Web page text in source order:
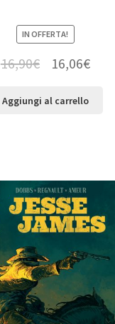
IN OFFERTA!
16,90€ 16,06€
Aggiungi al carrello